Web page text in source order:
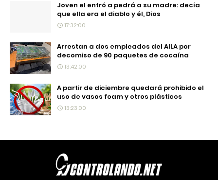
Joven el entró a pedrá a su madre: decía
que ella era el diablo y él, Dios
17:32:00
Arrestan a dos empleados del AILA por
decomiso de 90 paquetes de cocaína
13:42:00
A partir de diciembre quedará prohibido el
uso de vasos foam y otros plásticos
13:23:00